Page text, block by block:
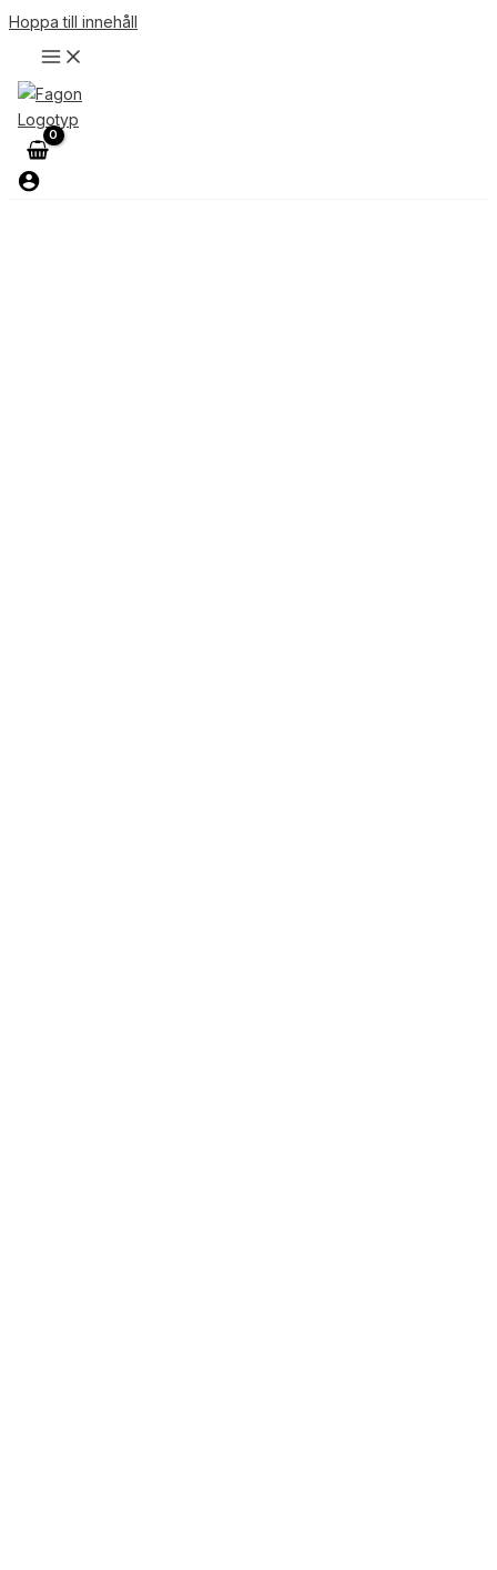
Hoppa till innehåll